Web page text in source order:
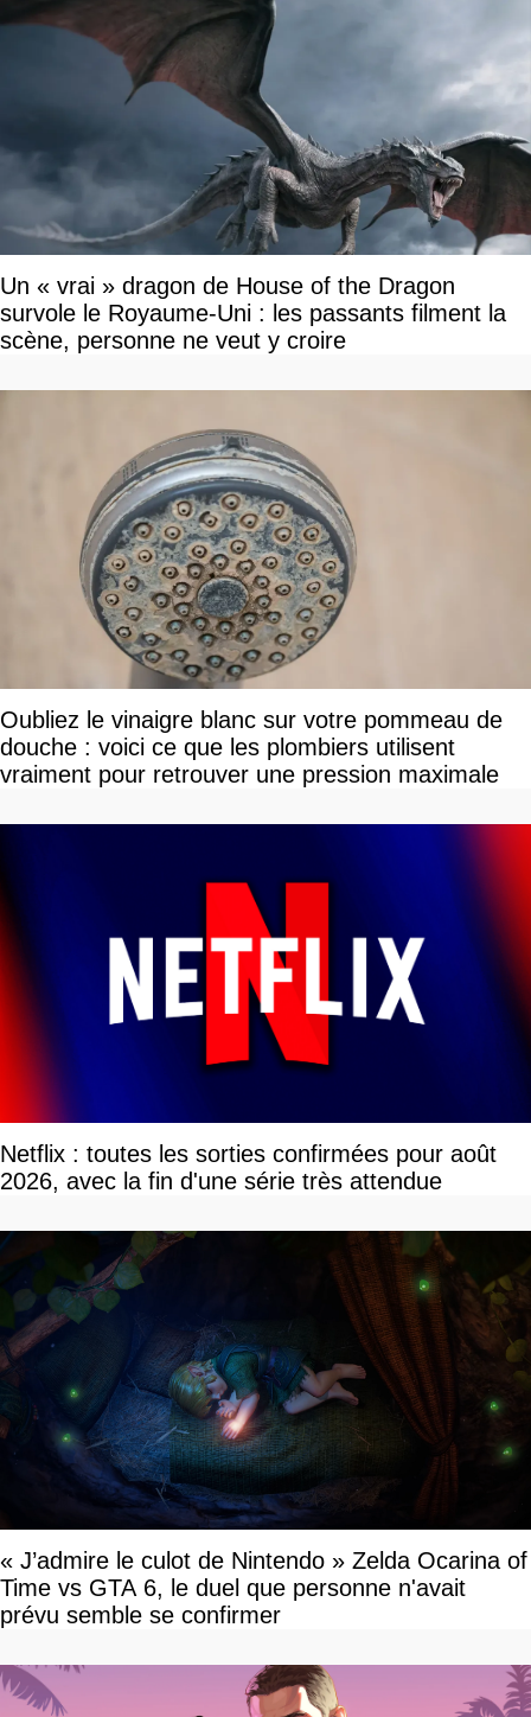
Un « vrai » dragon de House of the Dragon
survole le Royaume-Uni : les passants filment la
scène, personne ne veut y croire
Oubliez le vinaigre blanc sur votre pommeau de
douche : voici ce que les plombiers utilisent
vraiment pour retrouver une pression maximale
Netflix : toutes les sorties confirmées pour août
2026, avec la fin d'une série très attendue
« J’admire le culot de Nintendo » Zelda Ocarina of
Time vs GTA 6, le duel que personne n'avait
prévu semble se confirmer